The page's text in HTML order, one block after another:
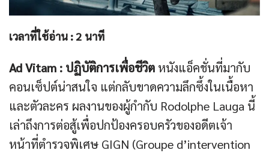
เวลาที่ใช้อ่าน :2 นาที
Ad Vitam : ปฏิบัติการเพื่อชีวิต หนังแอ็คชั่นที่มากับ
คอนเซ็ปต์น่าสนใจ แต่กลับขาดความลึกซึ้งในเนื้อหา
และตัวละคร ผลงานของผู้กำกับ Rodolphe Lauga นี้
เล่าถึงการต่อสู้เพื่อปกป้องครอบครัวของอดีตเจ้า
หน้าที่ตำรวจพิเศษ GIGN (Groupe d’intervention